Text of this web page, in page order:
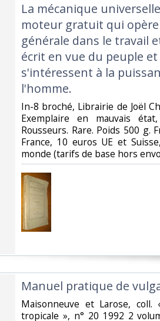
‎La mécanique
moteur gratuit qui
générale dans le travail
écrit en vue du peuple
s'intéressent à la
l'homme. ‎
‎In-8 broché, Librairie de Joël
Exemplaire en mauvais
Rousseurs. Rare. Poids 500 g.
France, 10 euros UE et
monde (tarifs de base hors
‎Manuel pratique de
‎Maisonneuve et Larose, coll.
tropicale », n° 20 1992 2